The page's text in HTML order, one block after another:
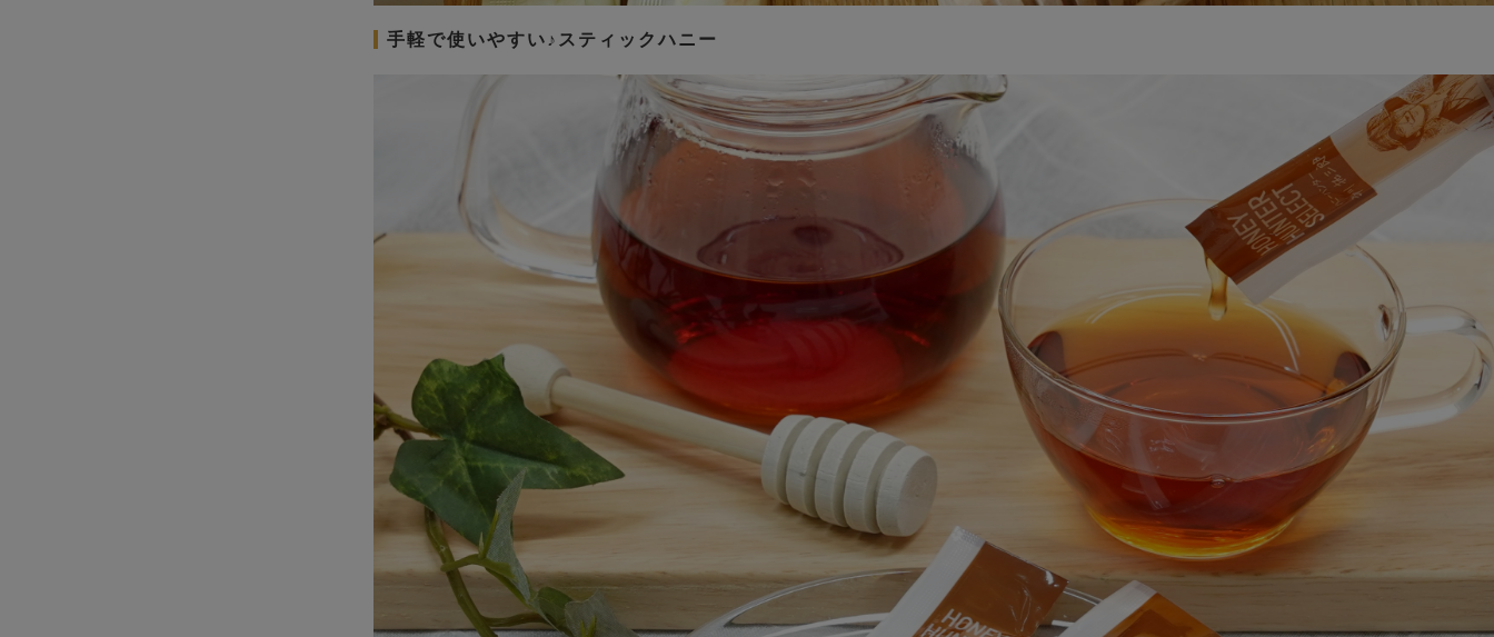
手軽で使いやすい♪スティックハニー